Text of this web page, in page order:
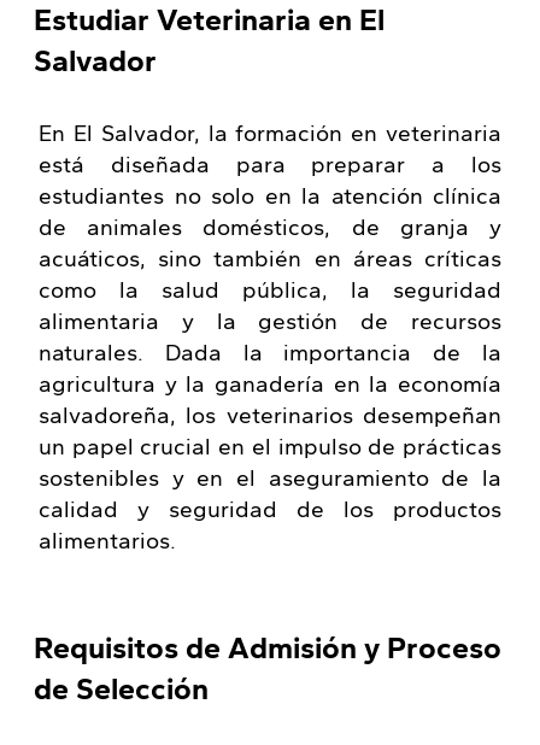
Estudiar Veterinaria en El
Salvador
En El Salvador, la formación en veterinaria
está diseñada para preparar a los
estudiantes no solo en la atención clínica
de animales domésticos, de granja y
acuáticos, sino también en áreas críticas
como la salud pública, la seguridad
alimentaria y la gestión de recursos
naturales. Dada la importancia de la
agricultura y la ganadería en la economía
salvadoreña, los veterinarios desempeñan
un papel crucial en el impulso de prácticas
sostenibles y en el aseguramiento de la
calidad y seguridad de los productos
alimentarios.
Requisitos de Admisión y Proceso
de Selección